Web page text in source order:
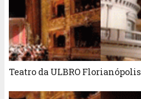
Teatro da ULBRO Florianópolis